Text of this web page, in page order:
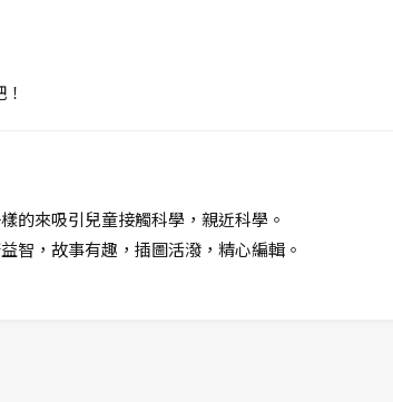
的來吸引兒童接觸科學，親近科學。
智，故事有趣，插圖活潑，精心編輯。